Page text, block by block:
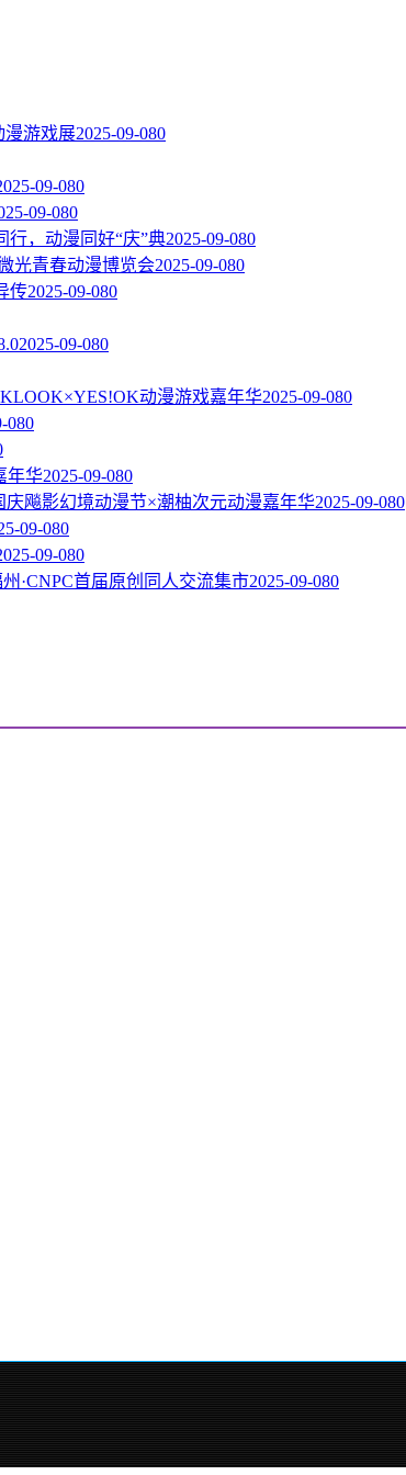
漫游戏展2025-09-080
09-080
09-080
行，动漫同好“庆”典2025-09-080
光青春动漫博览会2025-09-080
传2025-09-080
2025-09-080
动漫游戏嘉年华2025-09-080
080
年华2025-09-080
庆飚影幻境动漫节×潮柚次元动漫嘉年华2025-09-080
09-080
09-080
州·CNPC首届原创同人交流集市2025-09-080